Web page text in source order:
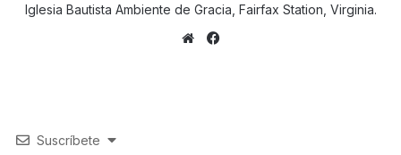
Iglesia Bautista Ambiente de Gracia, Fairfax Station, Virginia.
Sitio
Suscríbete